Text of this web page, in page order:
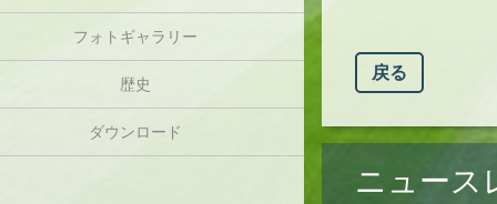
フォトギャラリー
歴史
ダウンロード
戻る
ニュース